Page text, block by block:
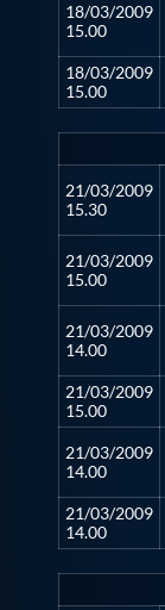
18/03/2009
15.00
18/03/2009
15.00
21/03/2009
15.30
21/03/2009
15.00
21/03/2009
14.00
21/03/2009
15.00
21/03/2009
14.00
21/03/2009
14.00